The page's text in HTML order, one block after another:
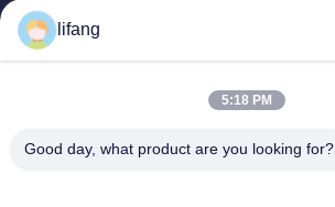
Γύρος Εργοστασίων
Επαφή
lifang
5:18 PM
Good day, what product are you looking for?